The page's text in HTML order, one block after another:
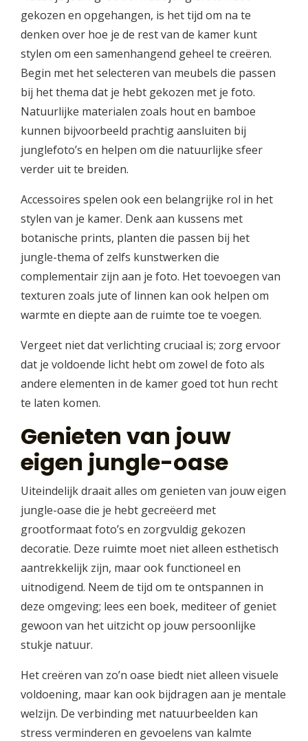
gekozen en opgehangen, is het tijd om na te
denken over hoe je de rest van de kamer kunt
stylen om een samenhangend geheel te creëren.
Begin met het selecteren van meubels die passen
bij het thema dat je hebt gekozen met je foto.
Natuurlijke materialen zoals hout en bamboe
kunnen bijvoorbeeld prachtig aansluiten bij
junglefoto’s en helpen om die natuurlijke sfeer
verder uit te breiden.
Accessoires spelen ook een belangrijke rol in het
stylen van je kamer. Denk aan kussens met
botanische prints, planten die passen bij het
jungle-thema of zelfs kunstwerken die
complementair zijn aan je foto. Het toevoegen van
texturen zoals jute of linnen kan ook helpen om
warmte en diepte aan de ruimte toe te voegen.
Vergeet niet dat verlichting cruciaal is; zorg ervoor
dat je voldoende licht hebt om zowel de foto als
andere elementen in de kamer goed tot hun recht
te laten komen.
Genieten van jouw
eigen jungle-oase
Uiteindelijk draait alles om genieten van jouw eigen
jungle-oase die je hebt gecreëerd met
grootformaat foto’s en zorgvuldig gekozen
decoratie. Deze ruimte moet niet alleen esthetisch
aantrekkelijk zijn, maar ook functioneel en
uitnodigend. Neem de tijd om te ontspannen in
deze omgeving; lees een boek, mediteer of geniet
gewoon van het uitzicht op jouw persoonlijke
stukje natuur.
Het creëren van zo’n oase biedt niet alleen visuele
voldoening, maar kan ook bijdragen aan je mentale
welzijn. De verbinding met natuurbeelden kan
stress verminderen en gevoelens van kalmte